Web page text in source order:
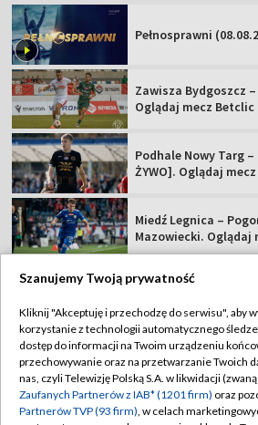
Pełnosprawni
Zawisza Bydgoszcz –
Oglądaj mecz Betclic
Podhale Nowy Targ
ŻYWO]. Oglądaj
Miedź Legnica –
Mazowiecki. Oglądaj
TVP
Abonament
Sklep TVP
Biuro Reklamy
Regulamin
Polityka
Moje zgody
Szanujemy Twoją prywatność
Kliknij "Akceptuję i przechodzę do serwisu", aby
korzystanie z technologii automatycznego
dostęp do informacji na Twoim urządzeniu
przechowywanie oraz na przetwarzanie Twoich
nas, czyli Telewizję Polską S.A. w likwidacji
Zaufanych Partnerów z IAB* (1201 firm) oraz
Partnerów TVP (93 firm), w celach